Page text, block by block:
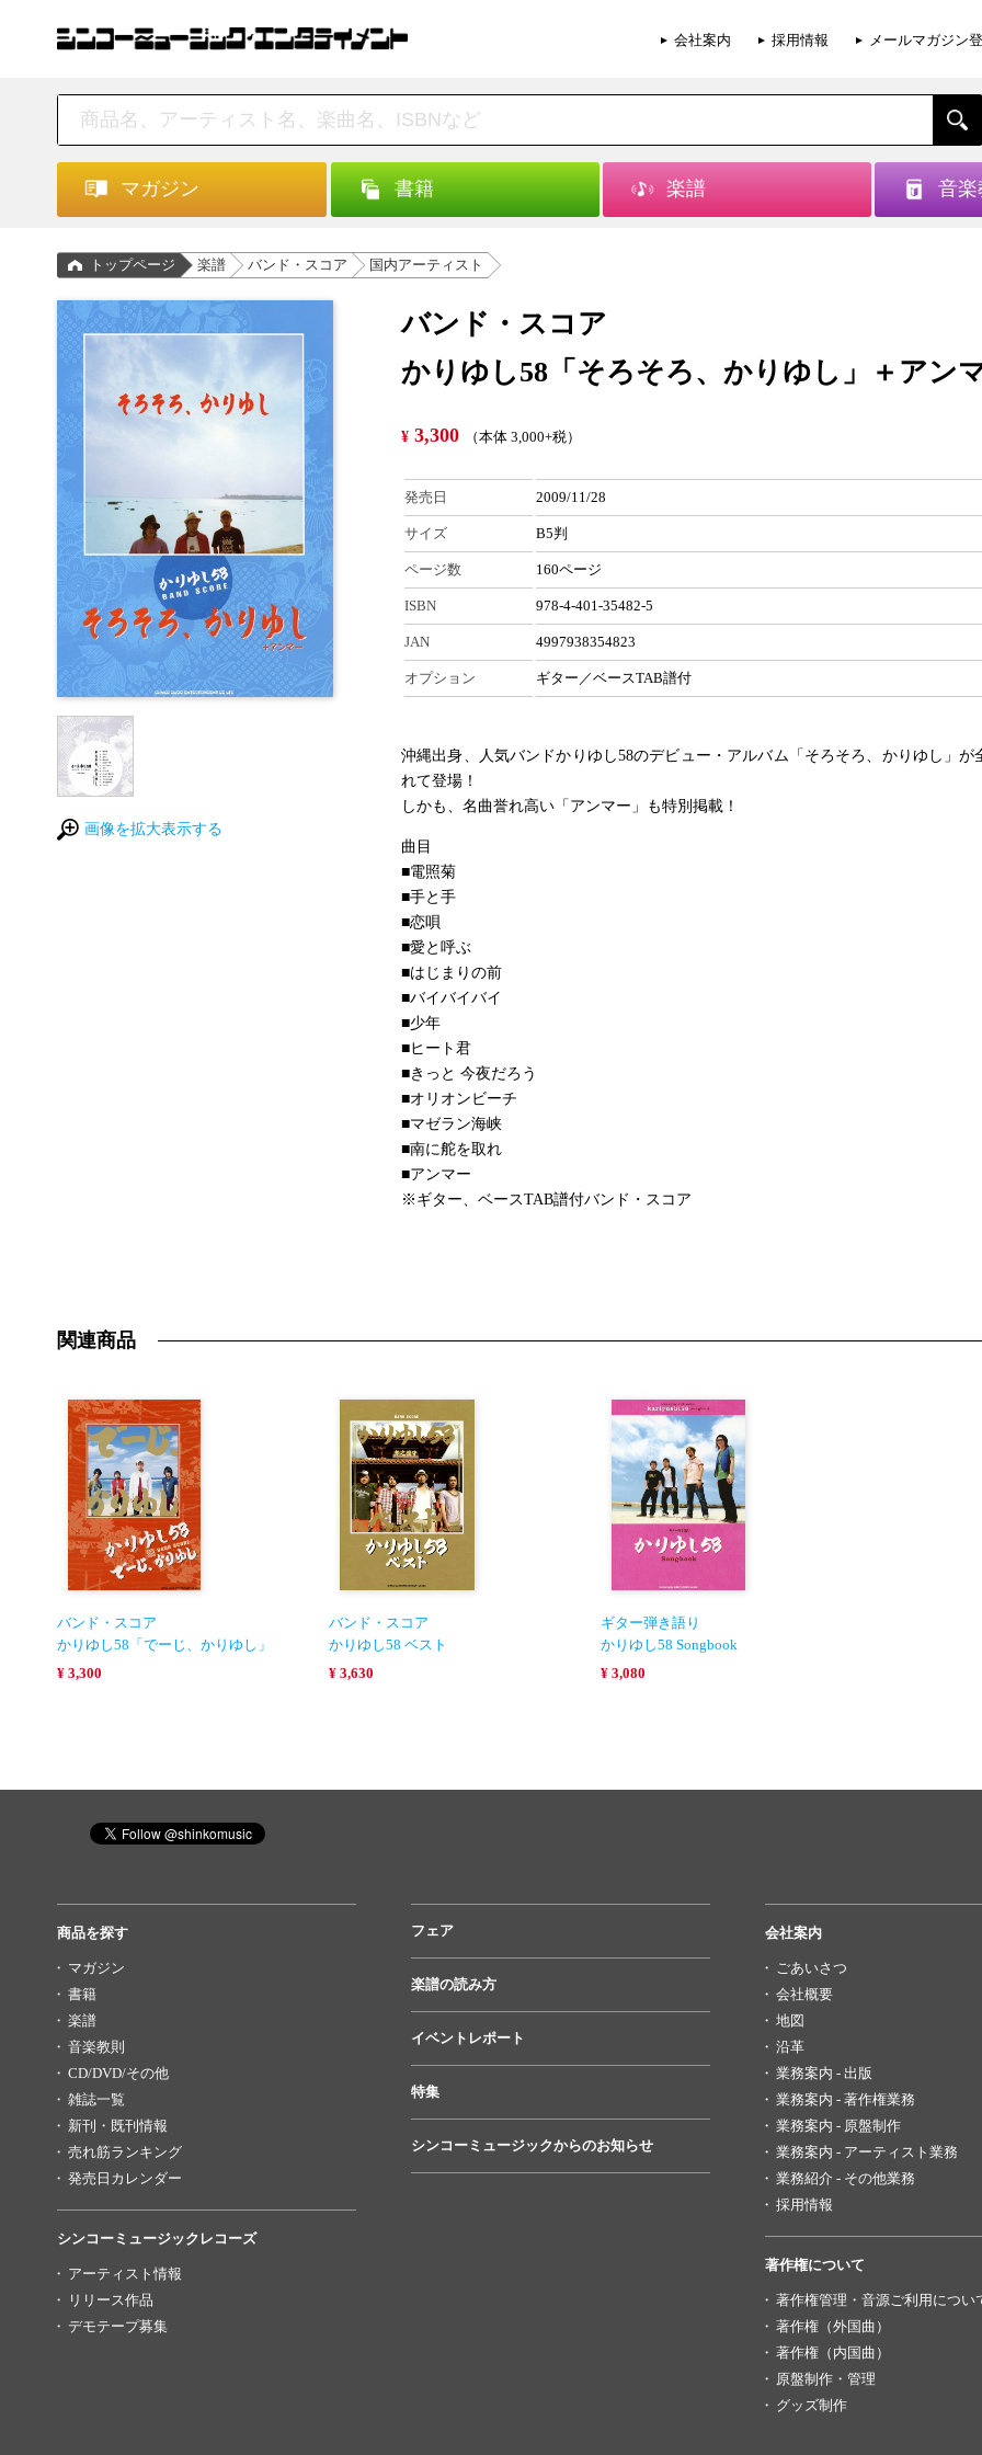
会社案内 採用情報 メールマガジン
マガジン 書籍 楽譜 音楽
トップページ 楽譜 バンド・スコア 国内アーティスト
画像を拡大表示する
バンド・スコア
かりゆし58「そろそろ、かりゆし」＋アン
¥ 3,300 （本体 3,000+税）
発売日 2009/11/28
サイズ B5判
ページ数 160ページ
ISBN 978-4-401-35482-5
JAN 4997938354823
オプション ギター／ベースTAB譜付
沖縄出身、人気バンドかりゆし58のデビュー・アルバム「そろそろ、かりゆし」が
れて登場！
しかも、名曲誉れ高い「アンマー」も特別掲載！
曲目
■電照菊
■手と手
■恋唄
■愛と呼ぶ
■はじまりの前
■バイバイバイ
■少年
■ヒート君
■きっと 今夜だろう
■オリオンビーチ
■マゼラン海峡
■南に舵を取れ
■アンマー
※ギター、ベースTAB譜付バンド・スコア
関連商品
バンド・スコア
かりゆし58「でーじ、かりゆし」
¥ 3,300
バンド・スコア
かりゆし58 ベスト
¥ 3,630
ギター弾き語り
かりゆし58 Songbook
¥ 3,080
商品を探す
マガジン
書籍
楽譜
音楽教則
CD/DVD/その他
雑誌一覧
新刊・既刊情報
売れ筋ランキング
発売日カレンダー
シンコーミュージックレコーズ
アーティスト情報
リリース作品
デモテープ募集
フェア
楽譜の読み方
イベントレポート
特集
シンコーミュージックからのお知らせ
会社案内
ごあいさつ
会社概要
地図
沿革
業務案内 - 出版
業務案内 - 著作権業務
業務案内 - 原盤制作
業務案内 - アーティスト業務
業務紹介 - その他業務
採用情報
著作権について
著作権管理・音源ご利用につい
著作権（外国曲）
著作権（内国曲）
原盤制作・管理
グッズ制作